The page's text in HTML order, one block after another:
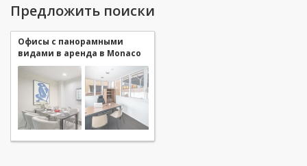
Предложить поиски
Офисы с панорамными
видами в аренда в Monaco
Fontvieille